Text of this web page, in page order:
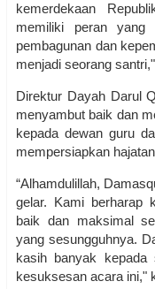
kemerdekaan
memiliki peran yang
pembagunan dan
menjadi seorang
Direktur Dayah Darul
menyambut baik dan
kepada dewan guru
mempersiapkan
“Alhamdulillah,
gelar. Kami berharap
baik dan maksimal
yang sesungguhnya.
kasih banyak kepada
kesuksesan acara ini,"